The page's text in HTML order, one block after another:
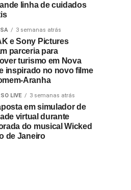
linha de cuidados
3 semanas atrás
e Sony Pictures
parceria para
turismo em Nova
inspirado no novo filme
Aranha
LIVE 3 semanas atrás
em simulador de
virtual durante
do musical Wicked
de Janeiro